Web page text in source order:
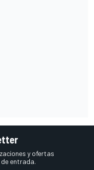
y ofertas
entrada.